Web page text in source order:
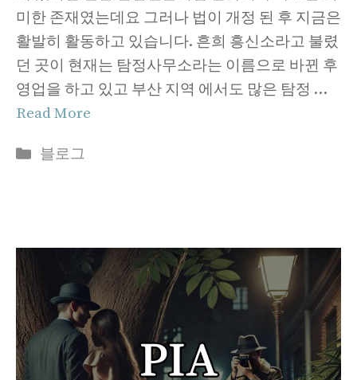
미한 존재였는데요 그러나 법이 개정 된 후 지금은
활발히 활동하고 있습니다. 흔희 흥신소라고 불렸
던 곳이 현재는 탐정사무소라는 이름으로 바뀐 후
영업을 하고 있고 부산 지역 에서도 많은 탐정 …
Read More
Categories
블로그